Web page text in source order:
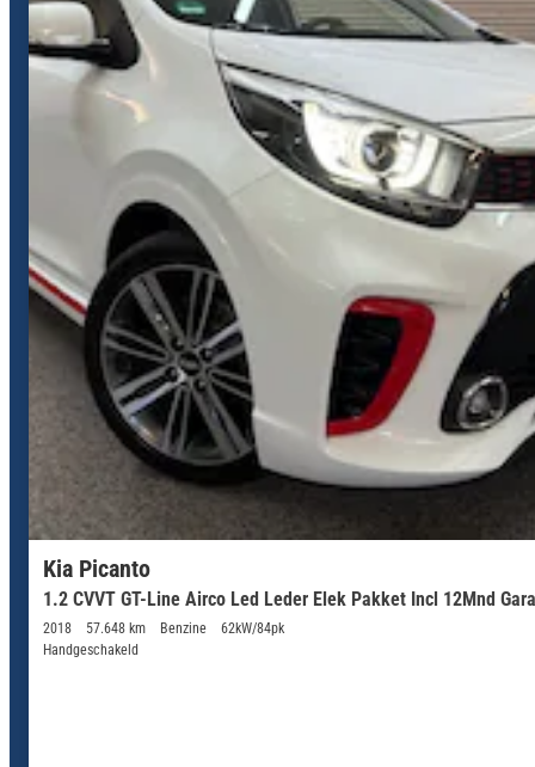
Kia Picanto
1.2 CVVT GT-Line Airco Led Leder Elek Pakket Incl 12Mnd
2018 57.648 km Benzine
62kW/84pk
Handgeschakeld